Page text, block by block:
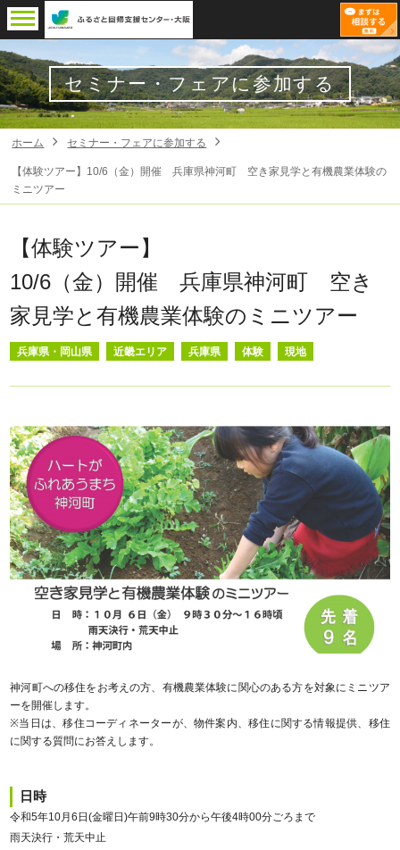
セミナー・フェアに参加する
ホーム セミナー・フェアに参加する
【体験ツアー】10/6（金）開催 兵庫県神河町 空き家見学と有機農業体験の
ミニツアー
【体験ツアー】
10/6（金）開催 兵庫県神河町 空き
家見学と有機農業体験のミニツアー
兵庫県・岡山県 近畿エリア 兵庫県 体験 現地
神河町への移住をお考えの方、有機農業体験に関心のある方を対象にミニツア
ーを開催します。
※当日は、移住コーディネーターが、物件案内、移住に関する情報提供、移住
に関する質問にお答えします。
日時
令和5年10月6日(金曜日)午前9時30分から午後4時00分ごろまで
雨天決行・荒天中止